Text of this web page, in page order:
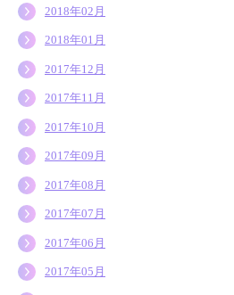
2018年02月
2018年01月
2017年12月
2017年11月
2017年10月
2017年09月
2017年08月
2017年07月
2017年06月
2017年05月